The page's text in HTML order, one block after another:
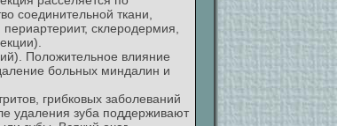
соединительной ткани,
склеродермия,
Положительное влияние
больных миндалин и
грибковых заболеваний
удаления зуба поддерживают